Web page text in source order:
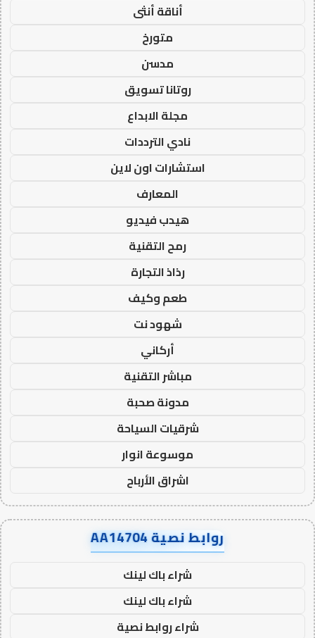
أناقة أنثى
متورخ
مدسن
روتانا تسويق
مجلة الابداع
نادي الترددات
استشارات اون لاين
المعارف
هيدب فيديو
رمح التقنية
رذاذ التجارة
طعم وكيف
شهود نت
أركاني
مباشر التقنية
مدونة صحبة
شرقيات السياحة
موسوعة انوار
اشراق الأرباح
روابط نصية AA14704
شراء باك لينك
شراء باك لينك
شراء روابط نصية